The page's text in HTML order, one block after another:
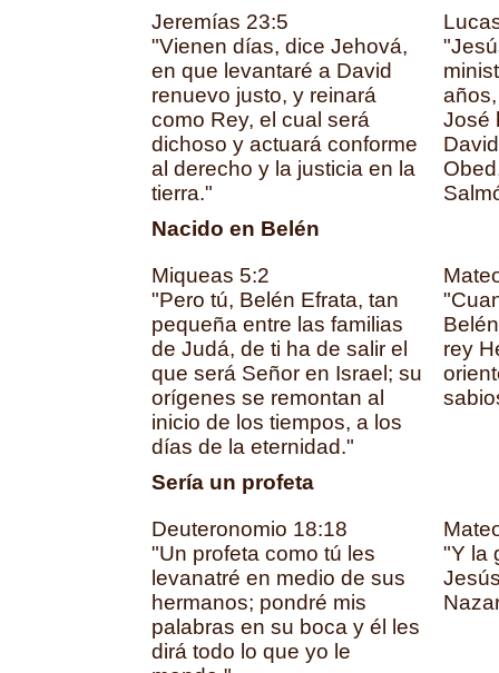
Jeremías 23:5
"Vienen días, dice Jehová,
en que levantaré a David
renuevo justo, y reinará
como Rey, el cual será
dichoso y actuará conforme
al derecho y la justicia en la
tierra."
José
Nacido en Belén
Miqueas 5:2
"Pero tú, Belén Efrata, tan
pequeña entre las familias
de Judá, de ti ha de salir el
que será Señor en Israel; su
orígenes se remontan al
inicio de los tiempos, a los
días de la eternidad."
rey
Sería un profeta
Deuteronomio 18:18
"Un profeta como tú les
levanatré en medio de sus
hermanos; pondré mis
palabras en su boca y él les
dirá todo lo que yo le
"Y la